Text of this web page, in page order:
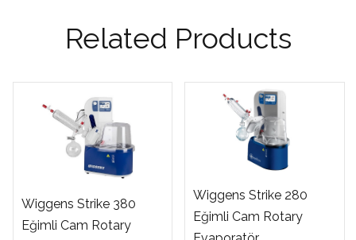
Related Products
Wiggens Strike 380
Eğimli Cam Rotary
Wiggens Strike 280
Eğimli Cam Rotary